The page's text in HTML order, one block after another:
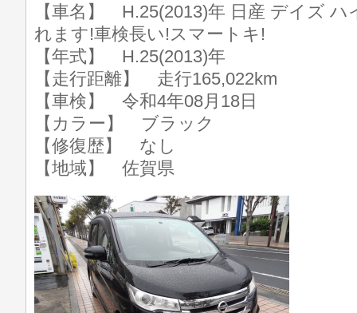
【車名】 H.25(2013)年 日産 デイズ
れます!車検長い!スマートキ!
【年式】 H.25(2013)年
【走行距離】 走行165,022km
【車検】 令和4年08月18日
【カラー】 ブラック
【修復歴】 なし
【地域】 佐賀県